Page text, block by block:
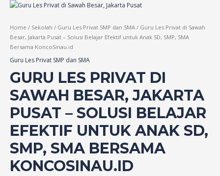
Home / Sekolah / Guru Les Privat SMP dan SMA / Guru Les Privat di Sawah
Besar, Jakarta Pusat – Solusi Belajar Efektif untuk Anak SD, SMP, SMA
Bersama KoncoSinau.id
Guru Les Privat SMP dan SMA
GURU LES PRIVAT DI
SAWAH BESAR, JAKARTA
PUSAT – SOLUSI BELAJAR
EFEKTIF UNTUK ANAK SD,
SMP, SMA BERSAMA
KONCOSINAU.ID